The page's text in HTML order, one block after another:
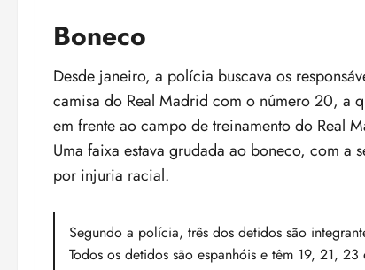
Boneco
Desde janeiro, a polícia buscava os
camisa do Real Madrid com o número 20, a
em frente ao campo de treinamento do Real
Uma faixa estava grudada ao boneco, com a
por injuria racial.
Segundo a polícia, três dos detidos são
Todos os detidos são espanhóis e têm 19, 21,